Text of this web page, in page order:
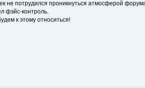
не потрудился проникнуться атмосферой
фэйс-контроль.
к этому относиться!